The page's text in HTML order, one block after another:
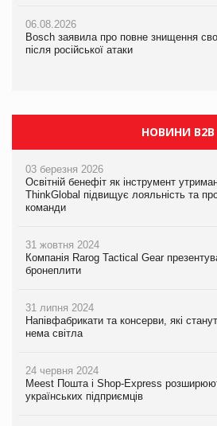
06.08.2026
Bosch заявила про повне знищення
після російської атаки
новинки від ТМ ТОКЕРИ
Сергій Лісунов про заморожені
06.08.2026
Bosch заявила про повне знищення
після російської атаки
НОВИНИ B2B
03 березня 2026
Освітній бенефіт як інструмент
ThinkGlobal підвищує лояльність та
команди
31 жовтня 2024
Компанія Rarog Tactical Gear
бронеплити
31 липня 2024
Напівфабрикати та консерви, які
нема світла
24 червня 2024
Meest Пошта і Shop-Express
українських підприємців